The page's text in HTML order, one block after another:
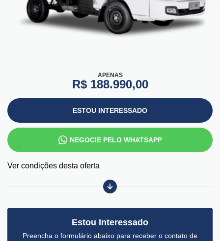
APENAS
R$ 188.990,00
ESTOU INTERESSADO
NEGOCIE PELO WHATSAPP
Ver condições desta oferta
Estou Interessado
Preencha o formulário abaixo para receber o contato de